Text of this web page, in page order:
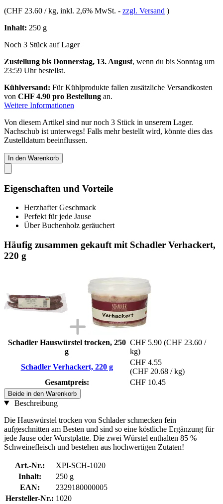
(CHF 23.60 / kg, inkl. 2,6% MwSt. - zzgl. Versand )
Inhalt: 250 g
Noch 3 Stück auf Lager
Zustellung bis Donnerstag, 13. August, wenn du bis Sonntag um
23:59 Uhrbestellst.
Kühlversand: Für Kühlprodukte fallen zusätzliche Versandkosten
von CHF 4.90 pro Bestellung an.
Weitere Informationen
Von diesem Artikel sind nur noch 3 Stück in unserem Lager.
Nachschub ist unterwegs! Falls mehr bestellt wird, könnte dies das
Zustelldatum beeinflussen.
In den Warenkorb
Eigenschaften und Vorteile
Herzhafter Geschmack
Perfekt für jede Jause
Über Buchenholz geräuchert
Häufig zusammen gekauft mit Schadler Verhackert,
220 g
Schadler Hauswürstel trocken, 250
g
CHF 5.90 (CHF 23.60 /
kg)
Schadler Verhackert, 220 g
CHF 4.55
(CHF 20.68 / kg)
Gesamtpreis:
CHF 10.45
Beide in den Warenkorb
Beschreibung
Die Hauswürstel trocken von Schlader schmecken fein
aufgeschnitten am Besten und sind so eine köstliche Ergänzung für
jede Jause oder Wurstplatte. Die zwei Würstel enthalten 85 %
Schweinefleisch und bestehen aus hochwertigen Zutaten!
Art.-Nr.:
XPI-SCH-1020
Inhalt:
250 g
EAN:
2329180000005
Hersteller-Nr.: 1020